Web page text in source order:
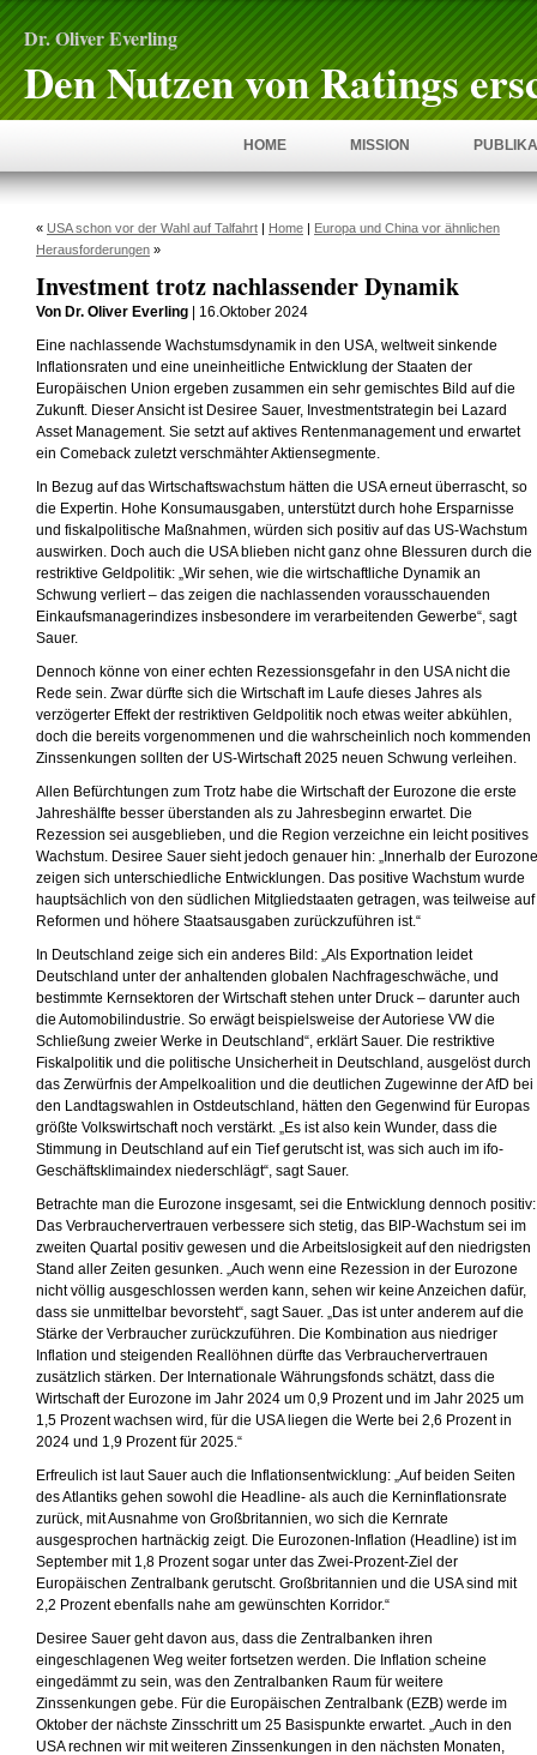
Dr. Oliver Everling
Den Nutzen von Ratings
HOME MISSION
« USA schon vor der Wahl auf Talfahrt | Home | Europa und China vor ähnlichen
Herausforderungen »
Investment trotz nachlassender Dynamik
Von Dr. Oliver Everling | 16.Oktober 2024
Eine nachlassende Wachstumsdynamik in den USA, weltweit sinkende
Inflationsraten und eine uneinheitliche Entwicklung der Staaten der
Europäischen Union ergeben zusammen ein sehr gemischtes Bild auf die
Zukunft. Dieser Ansicht ist Desiree Sauer, Investmentstrategin bei Lazard
Asset Management. Sie setzt auf aktives Rentenmanagement und erwartet
ein Comeback zuletzt verschmähter Aktiensegmente.
In Bezug auf das Wirtschaftswachstum hätten die USA erneut überrascht, so
die Expertin. Hohe Konsumausgaben, unterstützt durch hohe Ersparnisse
und fiskalpolitische Maßnahmen, würden sich positiv auf das US-Wachstum
auswirken. Doch auch die USA blieben nicht ganz ohne Blessuren durch die
restriktive Geldpolitik: „Wir sehen, wie die wirtschaftliche Dynamik an
Schwung verliert – das zeigen die nachlassenden vorausschauenden
Einkaufsmanagerindizes insbesondere im verarbeitenden Gewerbe“, sagt
Sauer.
Dennoch könne von einer echten Rezessionsgefahr in den USA nicht die
Rede sein. Zwar dürfte sich die Wirtschaft im Laufe dieses Jahres als
verzögerter Effekt der restriktiven Geldpolitik noch etwas weiter abkühlen,
doch die bereits vorgenommenen und die wahrscheinlich noch kommenden
Zinssenkungen sollten der US-Wirtschaft 2025 neuen Schwung verleihen.
Allen Befürchtungen zum Trotz habe die Wirtschaft der Eurozone die erste
Jahreshälfte besser überstanden als zu Jahresbeginn erwartet. Die
Rezession sei ausgeblieben, und die Region verzeichne ein leicht positives
Wachstum. Desiree Sauer sieht jedoch genauer hin: „Innerhalb der Eurozone
zeigen sich unterschiedliche Entwicklungen. Das positive Wachstum wurde
hauptsächlich von den südlichen Mitgliedstaaten getragen, was teilweise auf
Reformen und höhere Staatsausgaben zurückzuführen ist.“
In Deutschland zeige sich ein anderes Bild: „Als Exportnation leidet
Deutschland unter der anhaltenden globalen Nachfrageschwäche, und
bestimmte Kernsektoren der Wirtschaft stehen unter Druck – darunter auch
die Automobilindustrie. So erwägt beispielsweise der Autoriese VW die
Schließung zweier Werke in Deutschland“, erklärt Sauer. Die restriktive
Fiskalpolitik und die politische Unsicherheit in Deutschland, ausgelöst durch
das Zerwürfnis der Ampelkoalition und die deutlichen Zugewinne der AfD bei
den Landtagswahlen in Ostdeutschland, hätten den Gegenwind für Europas
größte Volkswirtschaft noch verstärkt. „Es ist also kein Wunder, dass die
Stimmung in Deutschland auf ein Tief gerutscht ist, was sich auch im ifo-
Geschäftsklimaindex niederschlägt“, sagt Sauer.
Betrachte man die Eurozone insgesamt, sei die Entwicklung dennoch positiv:
Das Verbrauchervertrauen verbessere sich stetig, das BIP-Wachstum sei im
zweiten Quartal positiv gewesen und die Arbeitslosigkeit auf den niedrigsten
Stand aller Zeiten gesunken. „Auch wenn eine Rezession in der Eurozone
nicht völlig ausgeschlossen werden kann, sehen wir keine Anzeichen dafür,
dass sie unmittelbar bevorsteht“, sagt Sauer. „Das ist unter anderem auf die
Stärke der Verbraucher zurückzuführen. Die Kombination aus niedriger
Inflation und steigenden Reallöhnen dürfte das Verbrauchervertrauen
zusätzlich stärken. Der Internationale Währungsfonds schätzt, dass die
Wirtschaft der Eurozone im Jahr 2024 um 0,9 Prozent und im Jahr 2025 um
1,5 Prozent wachsen wird, für die USA liegen die Werte bei 2,6 Prozent in
2024 und 1,9 Prozent für 2025.“
Erfreulich ist laut Sauer auch die Inflationsentwicklung: „Auf beiden Seiten
des Atlantiks gehen sowohl die Headline- als auch die Kerninflationsrate
zurück, mit Ausnahme von Großbritannien, wo sich die Kernrate
ausgesprochen hartnäckig zeigt. Die Eurozonen-Inflation (Headline) ist im
September mit 1,8 Prozent sogar unter das Zwei-Prozent-Ziel der
Europäischen Zentralbank gerutscht. Großbritannien und die USA sind mit
2,2 Prozent ebenfalls nahe am gewünschten Korridor.“
Desiree Sauer geht davon aus, dass die Zentralbanken ihren
eingeschlagenen Weg weiter fortsetzen werden. Die Inflation scheine
eingedämmt zu sein, was den Zentralbanken Raum für weitere
Zinssenkungen gebe. Für die Europäischen Zentralbank (EZB) werde im
Oktober der nächste Zinsschritt um 25 Basispunkte erwartet. „Auch in den
USA rechnen wir mit weiteren Zinssenkungen in den nächsten Monaten,